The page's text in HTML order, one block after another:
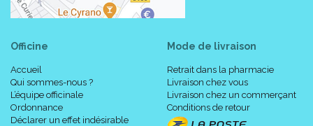
Officine
Accueil
Qui sommes-nous ?
L’équipe officinale
Ordonnance
Déclarer un effet indésirable
Mode de livraison
Retrait dans la pharmacie
Livraison chez vous
Livraison chez un commerçant
Conditions de retour